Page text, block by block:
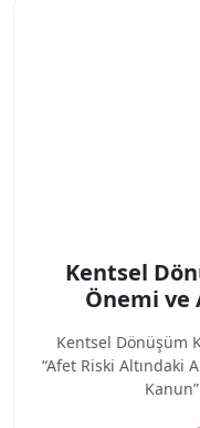
Kentsel
Önemi ve
Kentsel Dönüşüm
“Afet Riski Altındaki